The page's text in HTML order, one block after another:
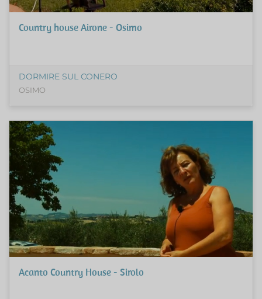
Country house Airone - Osimo
DORMIRE SUL CONERO
OSIMO
Acanto Country House - Sirolo